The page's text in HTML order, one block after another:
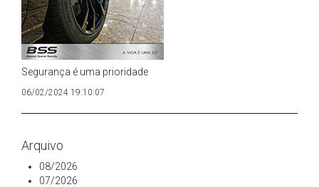
Segurança é uma prioridade
06/02/2024 19:10:07
Arquivo
08/2026
07/2026